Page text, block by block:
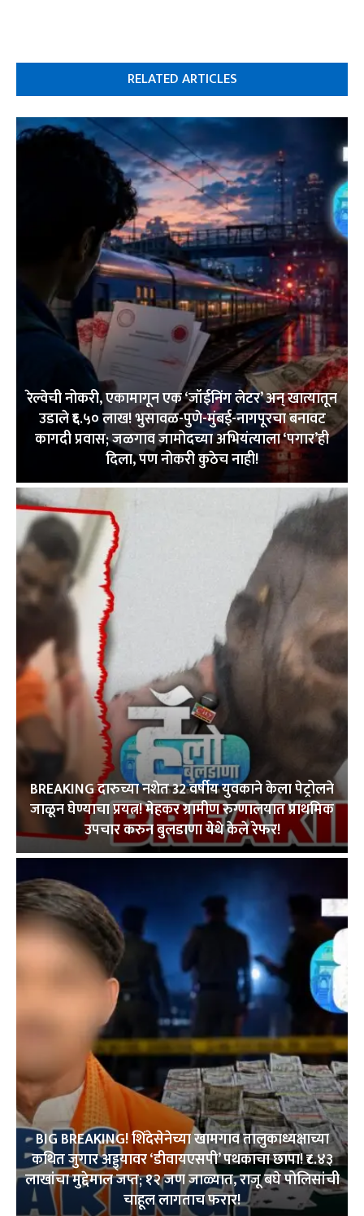
RELATED ARTICLES
रेल्वेची नोकरी, एकामागून एक ‘जॉईनिंग लेटर’ अन् खात्यातून
उडाले ₹६.५० लाख! भुसावळ-पुणे-मुंबई-नागपूरचा बनावट
कागदी प्रवास; जळगाव जामोदच्या अभियंत्याला ‘पगार’ही
दिला, पण नोकरी कुठेच नाही!
BREAKING दारुच्या नशेत 32 वर्षीय युवकाने केला पेट्रोलने
जाळून घेण्याचा प्रयत्न! मेहकर ग्रामीण रुग्णालयात प्राथमिक
उपचार करुन बुलडाणा येथे केले रेफर!
BIG BREAKING! शिंदेसेनेच्या खामगाव तालुकाध्यक्षाच्या
कथित जुगार अड्ड्यावर ‘डीवायएसपी’ पथकाचा छापा! ₹८.४३
लाखांचा मुद्देमाल जप्त; १२ जण जाळ्यात, राजू बघे पोलिसांची
चाहूल लागताच फरार!